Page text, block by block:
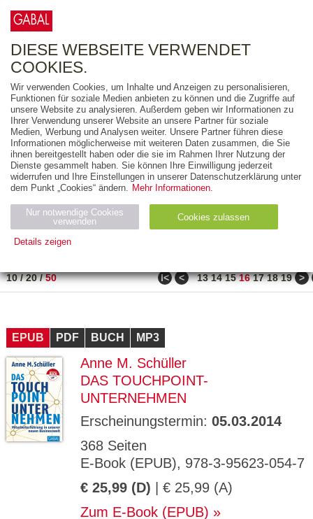
FREITEXT
AUSGABEART
AUS DER REIHE
ZUM THEMA
Neuerscheinung
Bestseller
PREIS
10/20/50 ǀ< < 13 14 15 16 17 18 19 >
EPUB PDF BUCH MP3
Anne M. Schüller
DAS TOUCHPOINT-
UNTERNEHMEN
Erscheinungstermin: 05.03.2014
368 Seiten
E-Book (EPUB), 978-3-95623-054-7
€ 25,99 (D) | € 25,99 (A)
Zum E-Book (EPUB)
DIESE WEBSEITE VERWENDET
COOKIES.
Wir verwenden Cookies, um Inhalte und Anzeigen zu personalisieren,
Funktionen für soziale Medien anbieten zu können und die Zugriffe auf
unsere Website zu analysieren. Außerdem geben wir Informationen zu
Ihrer Verwendung unserer Website an unsere Partner für soziale
Medien, Werbung und Analysen weiter. Unsere Partner führen diese
Informationen möglicherweise mit weiteren Daten zusammen, die Sie
ihnen bereitgestellt haben oder die sie im Rahmen Ihrer Nutzung der
Dienste gesammelt haben. Sie können Ihre Einwilligung jederzeit
widerrufen und Ihre Einstellungen in unserer Datenschutzerklärung unter
dem Punkt „Cookies“ ändern. Mehr Informationen.
Nur notwendige Cookies
verwenden
Cookies zulassen
Details zeigen
Name Zweck
ESSION
_ID
verlag.
de
Session verwendet
GV_CO
OKIES
gabal-
de
Speichert den Zustimmungsstatus des
Domäne.